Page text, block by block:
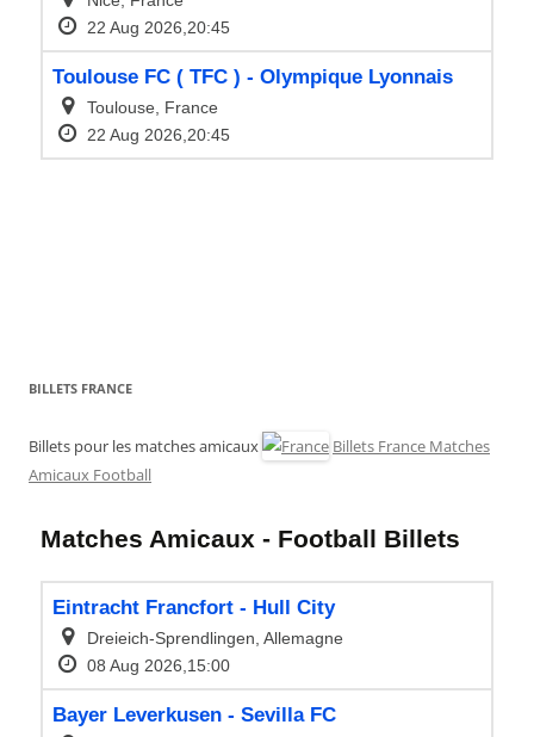
BILLETS FRANCE
Billets pour les matches amicaux
Billets France Matches
Amicaux Football